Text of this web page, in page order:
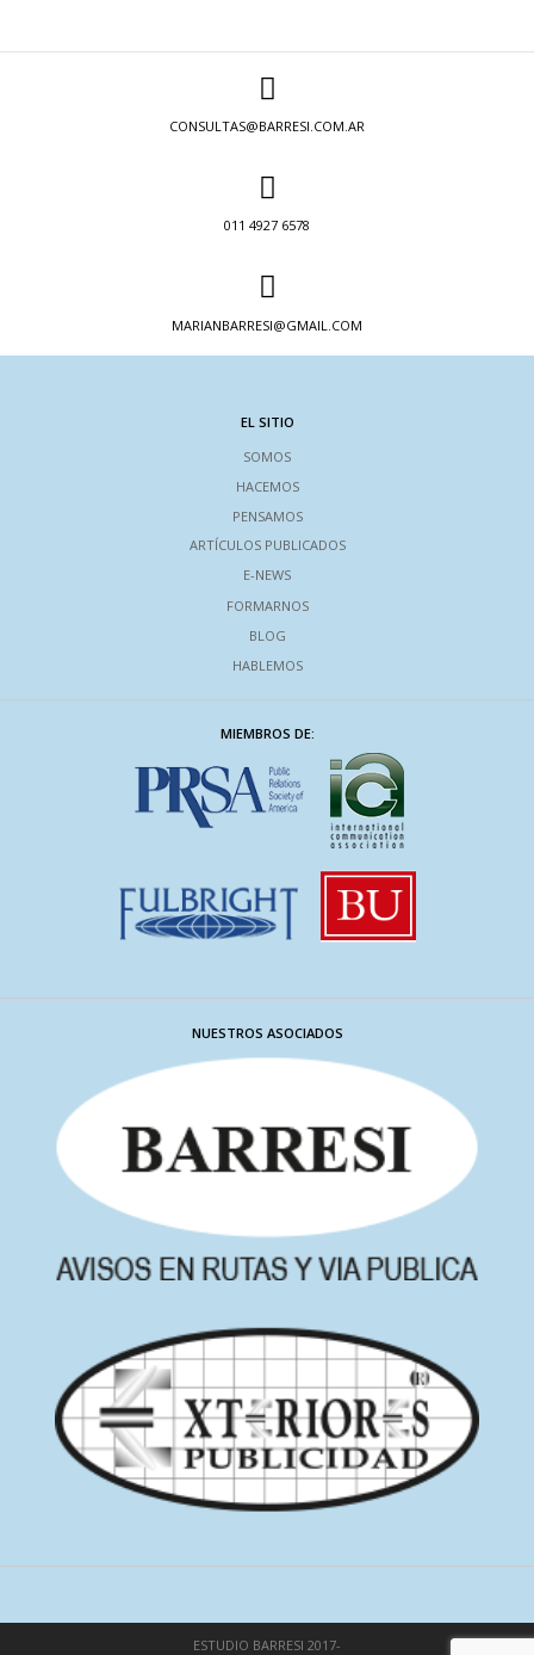
CONSULTAS@BARRESI.COM.AR
011 4927 6578
MARIANBARRESI@GMAIL.COM
EL SITIO
SOMOS
HACEMOS
PENSAMOS
ARTÍCULOS PUBLICADOS
E-NEWS
FORMARNOS
BLOG
HABLEMOS
MIEMBROS DE:
NUESTROS ASOCIADOS
ESTUDIO BARRESI 2017-